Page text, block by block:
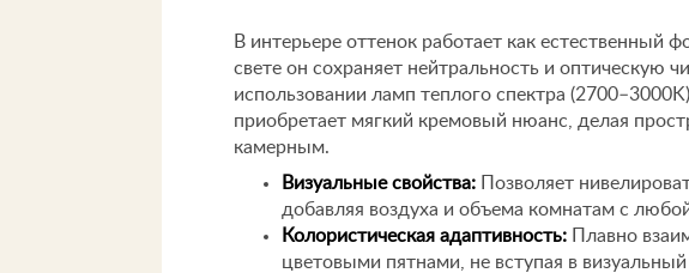
В интерьере оттенок работает как естественный
свете он сохраняет нейтральность и оптическую
использовании ламп теплого спектра
приобретает мягкий кремовый нюанс, делая
камерным.
Визуальные свойства: Позволяет
добавляя воздуха и объема комнатам с
Колористическая адаптивность: Плавно
цветовыми пятнами, не вступая в